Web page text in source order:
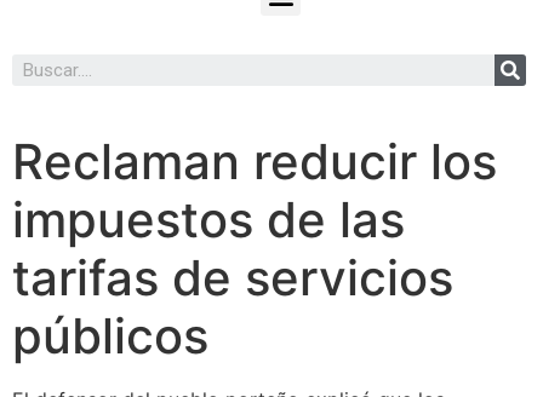
Reclaman reducir los
impuestos de las
tarifas de servicios
públicos